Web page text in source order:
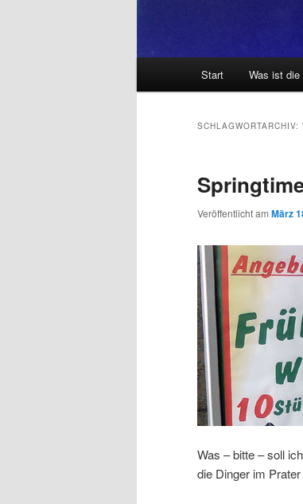
Start Was ist
SCHLAGWORTARCHIV:
Veröffentlicht am März
Was – bitte – soll
die Dinger im